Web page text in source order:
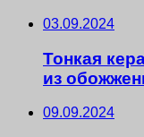
03.09.2024
Тонкая
из
09.09.2024